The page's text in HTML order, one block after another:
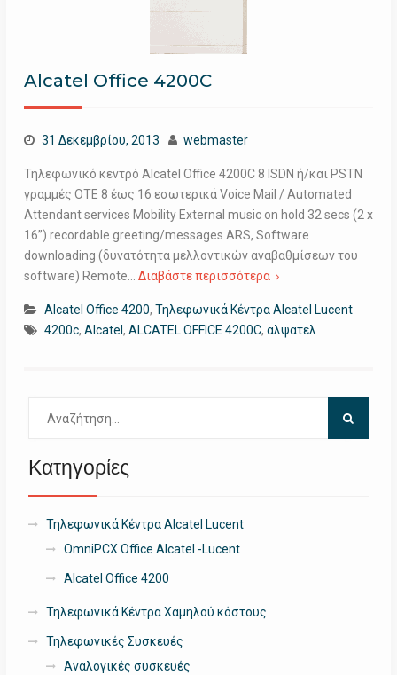
Alcatel Office 4200C
31 Δεκεμβρίου, 2013 webmaster
Τηλεφωνικό κεντρό Alcatel Office 4200C 8 ISDN ή/και PSTN
γραμμές ΟΤΕ 8 έως 16 εσωτερικά Voice Mail / Automated
Attendant services Mobility External music on hold 32 secs (2 x
16”) recordable greeting/messages ARS, Software
downloading (δυνατότητα μελλοντικών αναβαθμίσεων του
software) Remote… Διαβάστε περισσότερα
Alcatel Office 4200, Τηλεφωνικά Κέντρα Alcatel Lucent
4200c, Alcatel , ALCATEL OFFICE 4200C, αλψατελ
για:
Κατηγορίες
Τηλεφωνικά Κέντρα Alcatel Lucent
OmniPCX Office Alcatel -Lucent
Alcatel Office 4200
Τηλεφωνικά Κέντρα Χαμηλού κόστους
Τηλεφωνικές Συσκευές
Αναλογικές συσκευές